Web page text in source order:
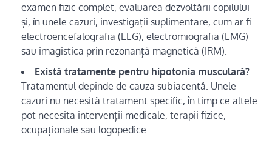
examen fizic complet, evaluarea dezvoltării copilului
și, în unele cazuri, investigații suplimentare, cum ar fi
electroencefalografia (EEG), electromiografia (EMG)
sau imagistica prin rezonanță magnetică (IRM).
Există tratamente pentru hipotonia musculară?
Tratamentul depinde de cauza subiacentă. Unele
cazuri nu necesită tratament specific, în timp ce altele
pot necesita intervenții medicale, terapii fizice,
ocupaționale sau logopedice.